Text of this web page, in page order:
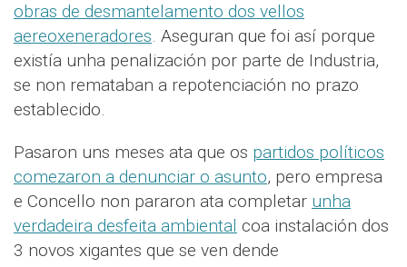
obras de desmantelamento dos vellos
aereoxeneradores. Aseguran que foi así porque
existía unha penalización por parte de Industria,
se non remataban a repotenciación no prazo
establecido.
Pasaron uns meses ata que os partidos políticos
comezaron a denunciar o asunto, pero empresa
e Concello non pararon ata completar unha
verdadeira desfeita ambiental coa instalación dos
3 novos xigantes que se ven dende